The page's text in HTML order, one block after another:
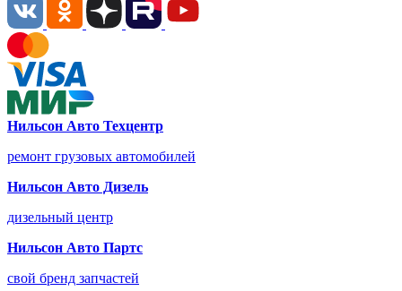
Нильсон Авто Техцентр
ремонт грузовых автомобилей
Нильсон Авто Дизель
дизельный центр
Нильсон Авто Партс
свой бренд запчастей